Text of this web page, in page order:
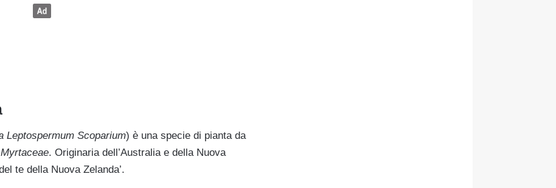
Leptospermum Scoparium) è una specie di pianta da
Myrtaceae. Originaria dell’Australia e della Nuova
te della Nuova Zelanda’.